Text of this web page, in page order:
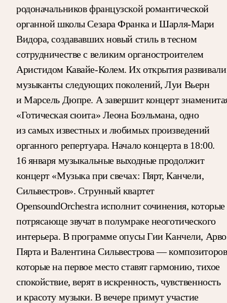
родоначальников французской романтической
органной школы Сезара Франка и Шарля-Мари
Видора, создававших новый стиль в тесном
сотрудничестве с великим органостроителем
Аристидом Кавайе-Колем. Их открытия развивали
музыканты следующих поколений, Луи Вьерн
и Марсель Дюпре. А завершит концерт
«Готическая сюита» Леона Боэльмана, одно
из самых известных и любимых произведений
органного репертуара. Начало концерта в 18:00.
16 января музыкальные выходные продолжит
концерт «Музыка при свечах: Пярт, Канчели,
Сильвестров». Струнный квартет
OpensoundOrchestra исполнит сочинения, которые
потрясающе звучат в полумраке неоготического
интерьера. В программе опусы Гии Канчели, Арво
Пярта и Валентина Сильвестрова —
которые на первое место ставят гармонию, тихое
спокойствие, верят в искренность, чувственность
и красоту музыки. В вечере примут участие